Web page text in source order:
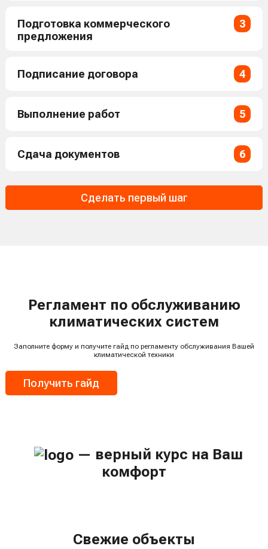
Подготовка коммерческого
предложения
3
Подписание договора 4
Выполнение работ 5
Сдача документов 6
Сделать первый шаг
Регламент по обслуживанию
климатических систем
Заполните форму и получите гайд по регламенту обслуживания Вашей
климатической техники
Получить гайд
— верный курс на Ваш
комфорт
Свежие объекты